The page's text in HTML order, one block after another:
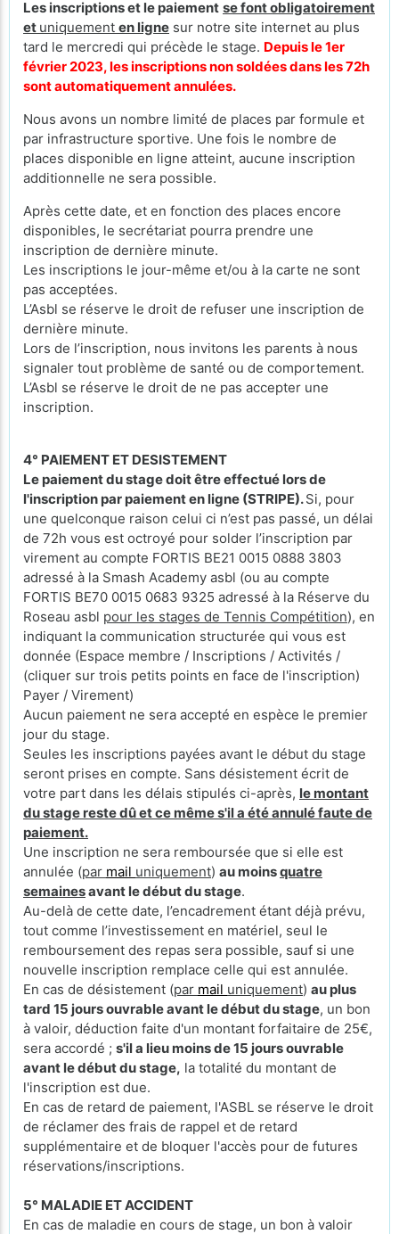
Les inscriptions et le paiement se font obligatoirement
et uniquement en ligne sur notre site internet au plus
tard le mercredi qui précède le stage. Depuis le 1er
février 2023, les inscriptions non soldées dans les 72h
sont automatiquement annulées.
Nous avons un nombre limité de places par formule et
par infrastructure sportive. Une fois le nombre de
places disponible en ligne atteint, aucune inscription
additionnelle ne sera possible.
Après cette date, et en fonction des places encore
disponibles, le secrétariat pourra prendre une
inscription de dernière minute.
Les inscriptions le jour-même et/ou à la carte ne sont
pas acceptées.
L’Asbl se réserve le droit de refuser une inscription de
dernière minute.
Lors de l’inscription, nous invitons les parents à nous
signaler tout problème de santé ou de comportement.
L’Asbl se réserve le droit de ne pas accepter une
inscription.
4° PAIEMENT ET DESISTEMENT
Le paiement du stage doit être effectué lors de
l'inscription par paiement en ligne (STRIPE).Si, pour
une quelconque raison celui ci n’est pas passé, un délai
de 72h vous est octroyé pour solder l’inscription par
virement au compte FORTIS BE21 0015 0888 3803
adressé à la Smash Academy asbl (ou au compte
FORTIS BE70 0015 0683 9325 adressé à la Réserve du
Roseau asbl pour les stages de Tennis Compétition), en
indiquant la communication structurée qui vous est
donnée (Espace membre / Inscriptions / Activités /
(cliquer sur trois petits points en face de l'inscription)
Payer / Virement)
Aucun paiement ne sera accepté en espèce le premier
jour du stage.
Seules les inscriptions payées avant le début du stage
seront prises en compte. Sans désistement écrit de
votre part dans les délais stipulés ci-après, le montant
du stage reste dû et ce même s'il a été annulé faute de
paiement.
Une inscription ne sera remboursée que si elle est
annulée (par mail uniquement) au moinsquatre
semainesavant le début du stage.
Au-delà de cette date, l’encadrement étant déjà prévu,
tout comme l’investissement en matériel, seul le
remboursement des repas sera possible, sauf si une
nouvelle inscription remplace celle qui est annulée.
En cas de désistement (par mail uniquement) au plus
tard 15 jours ouvrable avant le début du stage, un bon
à valoir, déduction faite d'un montant forfaitaire de 25€,
sera accordé ; s'il a lieu moins de 15 jours ouvrable
avant le début du stage, la totalité du montant de
l'inscription est due.
En cas de retard de paiement, l'ASBL se réserve le droit
de réclamer des frais de rappel et de retard
supplémentaire et de bloquer l'accès pour de futures
réservations/inscriptions.
5° MALADIE ET ACCIDENT
En cas de maladie en cours de stage, un bon à valoir